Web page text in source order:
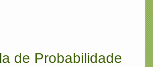
de Probabilidade